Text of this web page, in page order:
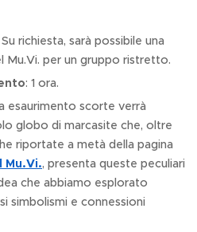
Su richiesta, sarà possibile una
Mu.Vi. per un gruppo ristretto.
: 1 ora.
esaurimento scorte verrà
globo di marcasite che, oltre
riportate a metà della pagina
Mu.Vi., presenta queste peculiari
che abbiamo esplorato
simbolismi e connessioni